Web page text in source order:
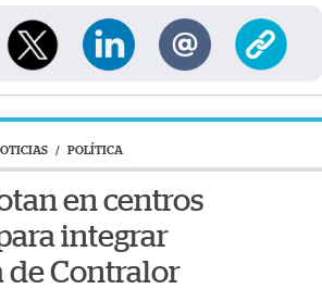
/ POLÍTICA
en centros
integrar
de Contralor